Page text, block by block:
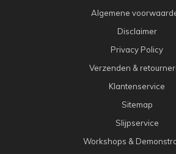
Algemene
Disclaimer
Privacy Policy
Verzenden &
Klantenservice
Sitemap
Slijpservice
Workshops &